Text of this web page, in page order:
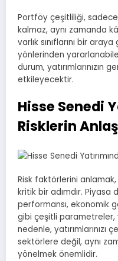
Portföy çeşitliliği, sadece
kalmaz, aynı zamanda kâr
varlık sınıflarını bir
yönlerinden
durum, yatırımlarınızın
etkileyecektir.
Hisse Senedi
Risklerin
Risk faktörlerini
kritik bir adımdır. Piyasa
performansı, ekonomik
gibi çeşitli parametreler,
nedenle, yatırımlarınızı
sektörlere değil, aynı
yönelmek önemlidir.